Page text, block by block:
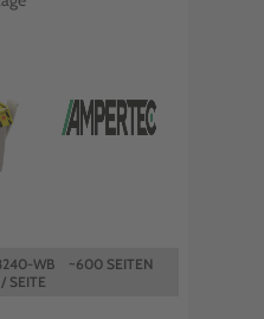
WB ~600 SEITEN
SEITE